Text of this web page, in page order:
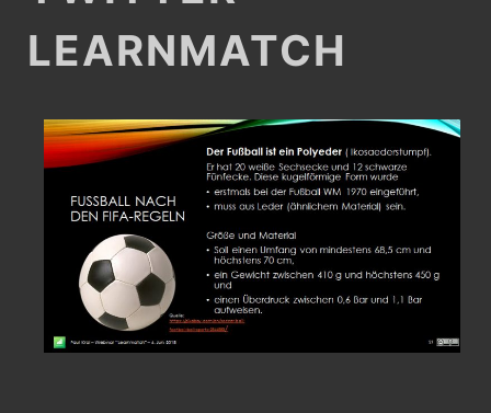
LEARNMATCH